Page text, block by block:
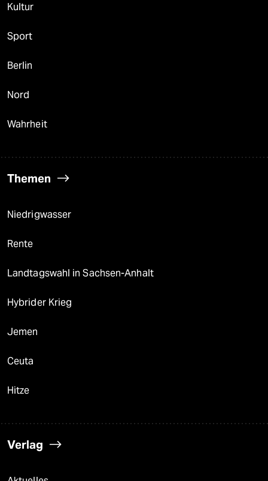
Kultur
Sport
Berlin
Nord
Wahrheit
Themen
Niedrigwasser
Rente
Landtagswahl in Sachsen-Anhalt
Hybrider Krieg
Jemen
Ceuta
Hitze
Verlag